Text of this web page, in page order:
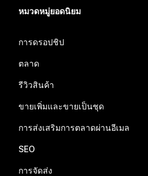
หมวดหมู่ยอดนิยม
การดรอปชิป
ตลาด
รีวิวสินค้า
ขายเพิ่มและขายเป็นชุด
การส่งเสริมการตลาดผ่านอีเมล
SEO
การจัดส่ง